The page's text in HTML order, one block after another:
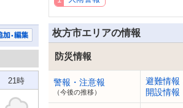
21時
枚方市エリアの情報
防災情報
警報・注意報
（今後の推移）
避難情報
開設情報